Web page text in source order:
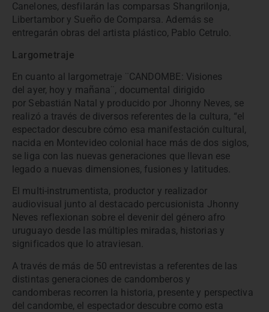
Canelones, desfilarán las comparsas Shangrilonja,
Libertambor y Sueño de Comparsa. Además se
entregarán obras del artista plástico, Pablo Cetrulo.
Largometraje
En cuanto al largometraje ¨CANDOMBE: Visiones
del ayer, hoy y mañana¨, documental dirigido
por Sebastián Natal y producido por Jhonny Neves, se
realizó a través de diversos referentes de la cultura, “el
espectador descubre cómo esa manifestación cultural,
nacida en Montevideo colonial hace más de dos siglos,
se liga con las nuevas generaciones que llevan ese
legado a nuevas dimensiones, fusiones y latitudes.
El multi-instrumentista, productor y realizador
audiovisual junto al destacado percusionista Jhonny
Neves reflexionan sobre el devenir del género afro
uruguayo desde las múltiples miradas, historias y
significados que lo atraviesan.
A través de más de 50 entrevistas a referentes de las
distintas generaciones de candomberos y
candomberas recorren la historia, presente y perspectiva
del candombe, el espectador descubre como esta